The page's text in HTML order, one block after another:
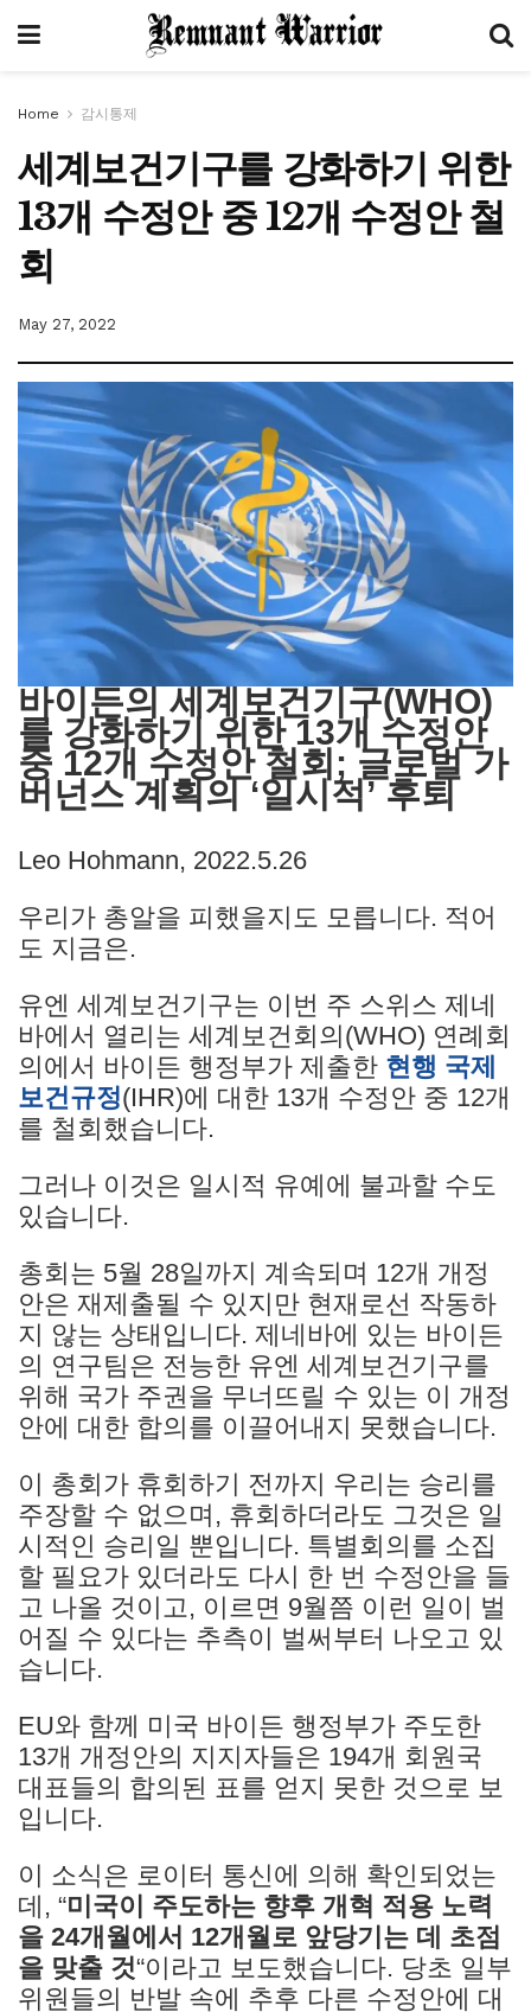
Home 감시통제
세계보건기구를 강화하기 위한
13개 수정안 중 12개 수정안 철
회
May 27, 2022
바이든의 세계보건기구(WHO)
를 강화하기 위한 13개 수정안
중 12개 수정안 철회; 글로벌 가
버넌스 계획의 ‘일시적’ 후퇴
Leo Hohmann, 2022.5.26
우리가 총알을 피했을지도 모릅니다. 적어
도 지금은.
유엔 세계보건기구는 이번 주 스위스 제네
바에서 열리는 세계보건회의(WHO) 연례회
의에서 바이든 행정부가 제출한 현행 국제
보건규정(IHR)에 대한 13개 수정안 중 12개
를 철회했습니다.
그러나 이것은 일시적 유예에 불과할 수도
있습니다.
총회는 5월 28일까지 계속되며 12개 개정
안은 재제출될 수 있지만 현재로선 작동하
지 않는 상태입니다. 제네바에 있는 바이든
의 연구팀은 전능한 유엔 세계보건기구를
위해 국가 주권을 무너뜨릴 수 있는 이 개정
안에 대한 합의를 이끌어내지 못했습니다.
이 총회가 휴회하기 전까지 우리는 승리를
주장할 수 없으며, 휴회하더라도 그것은 일
시적인 승리일 뿐입니다. 특별회의를 소집
할 필요가 있더라도 다시 한 번 수정안을 들
고 나올 것이고, 이르면 9월쯤 이런 일이 벌
어질 수 있다는 추측이 벌써부터 나오고 있
습니다.
EU와 함께 미국 바이든 행정부가 주도한
13개 개정안의 지지자들은 194개 회원국
대표들의 합의된 표를 얻지 못한 것으로 보
입니다.
이 소식은 로이터 통신에 의해 확인되었는
데, “미국이 주도하는 향후 개혁 적용 노력
을 24개월에서 12개월로 앞당기는 데 초점
을 맞출 것“이라고 보도했습니다. 당초 일부
위원들의 반발 속에 추후 다른 수정안에 대